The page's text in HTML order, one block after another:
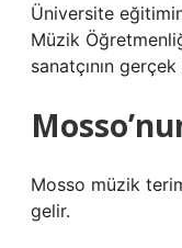
Üniversite
Müzik
sanatçının gerçek
Mosso müzik
gelir.